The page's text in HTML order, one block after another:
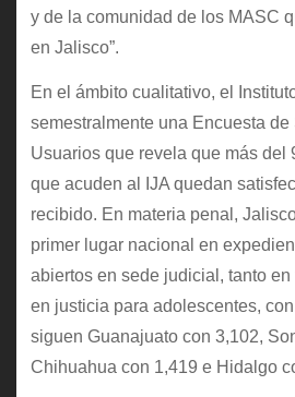
y de la comunidad de los MASC
en Jalisco”.
En el ámbito cualitativo, el
semestralmente una Encuesta
Usuarios que revela que más del
que acuden al IJA quedan
recibido. En materia penal,
primer lugar nacional en
abiertos en sede judicial, tanto
en justicia para adolescentes,
siguen Guanajuato con 3,102,
Chihuahua con 1,419 e Hidalgo